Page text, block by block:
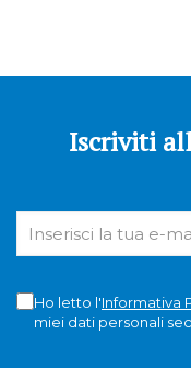
Iscriviti
Ho letto l'Informativa
miei dati personali